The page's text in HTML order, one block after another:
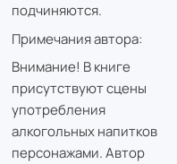
подчиняются.
Примечания автора:
Внимание! В книге
присутствуют сцены
употребления
алкогольных напитков
персонажами. Автор